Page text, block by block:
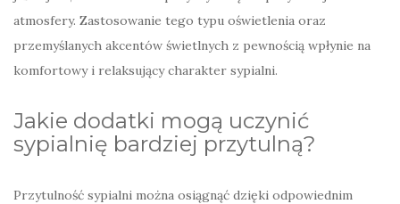
atmosfery. Zastosowanie tego typu oświetlenia oraz
przemyślanych akcentów świetlnych z pewnością wpłynie na
komfortowy i relaksujący charakter sypialni.
Jakie dodatki mogą uczynić
sypialnię bardziej przytulną?
Przytulność sypialni można osiągnąć dzięki odpowiednim